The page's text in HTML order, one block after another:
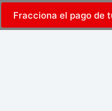
Fracciona el pago de